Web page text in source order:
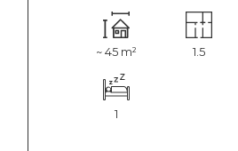
~ 45 m² 1.5
1